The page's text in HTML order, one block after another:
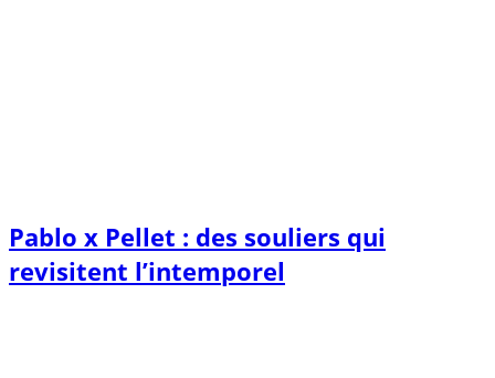
Pablo x Pellet : des souliers qui
revisitent l’intemporel